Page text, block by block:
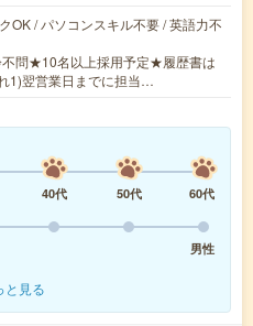
OK / パソコンスキル不要 / 英語力不
不問★10名以上採用予定★履歴書は
1)翌営業日までに担当…
40代 50代
60代
男性
と見る